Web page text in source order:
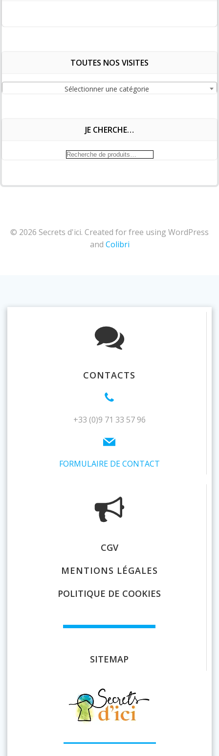
TOUTES NOS VISITES
Sélectionner une catégorie
JE CHERCHE…
Recherche
© 2026 Secrets d'ici. Created for free using WordPress
and Colibri
CONTACTS
+33 (0)9 71 33 57 96
FORMULAIRE DE CONTACT
CGV
MENTIONS LÉGALES
POLITIQUE DE COOKIES
SITEMAP